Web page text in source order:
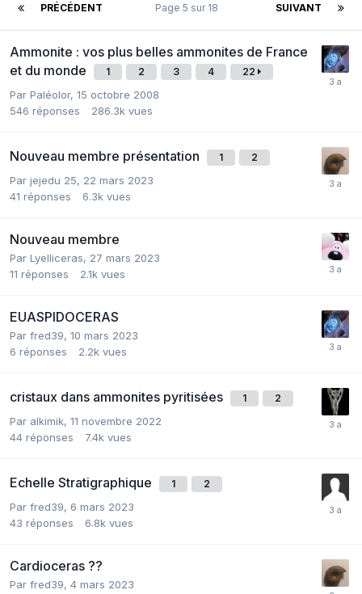
PRÉCÉDENT SUIVANT
Page 5 sur 18
Ammonite : vos plus belles ammonites de France
et du monde
1 2 3 4 22
Par Paléolor, 15 octobre 2008
546 réponses 286.3k vues
Nouveau membre présentation 1 2
Par jejedu 25, 22 mars 2023
41 réponses 6.3k vues
Nouveau membre
Par Lyelliceras, 27 mars 2023
11 réponses 2.1k vues
EUASPIDOCERAS
Par fred39, 10 mars 2023
6 réponses 2.2k vues
cristaux dans ammonites pyritisées 1 2
Par alkimik, 11 novembre 2022
44 réponses 7.4k vues
Echelle Stratigraphique 1 2
Par fred39, 6 mars 2023
43 réponses 6.8k vues
Cardioceras ??
Par fred39, 4 mars 2023